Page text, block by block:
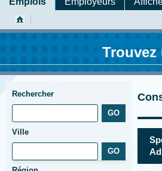
Trouvez
Rechercher
Ville